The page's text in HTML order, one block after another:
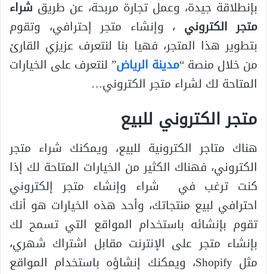
بإنطلاقة جيدة، وعمل تجارة مربحة، عن طريق شراء
متجر الكتروني ، وإنشاء متجر إحترافي، وتقوم
بتطوير هذا المتجر، فهيا بنا لنتعرف عزيزي القارئ
من خلال منصة “مدينة الرياض” لنتعرف على الخيارات
المتاحة لك لشراء متجر الكتروني…
متجر الكتروني للبيع
هناك متاجر الكترونية للبيع، ويمكنك شراء متجر
الكتروني، فهناك الكثير من الخيارات المتاحة لك إذا
كنت ترغب في شراء وإنشاء متجر إلكتروني
احترافي لبيع منتجاتك، وأحد هذه الخيارات هو أنك
تقوم بإنشائه باستخدام المواقع التي تسمح لك
بإنشاء متجر على الإنترنت مقابل اشتراك شهري،
مثل Shopify، ويمكنك إنشاؤه باستخدام المواقع